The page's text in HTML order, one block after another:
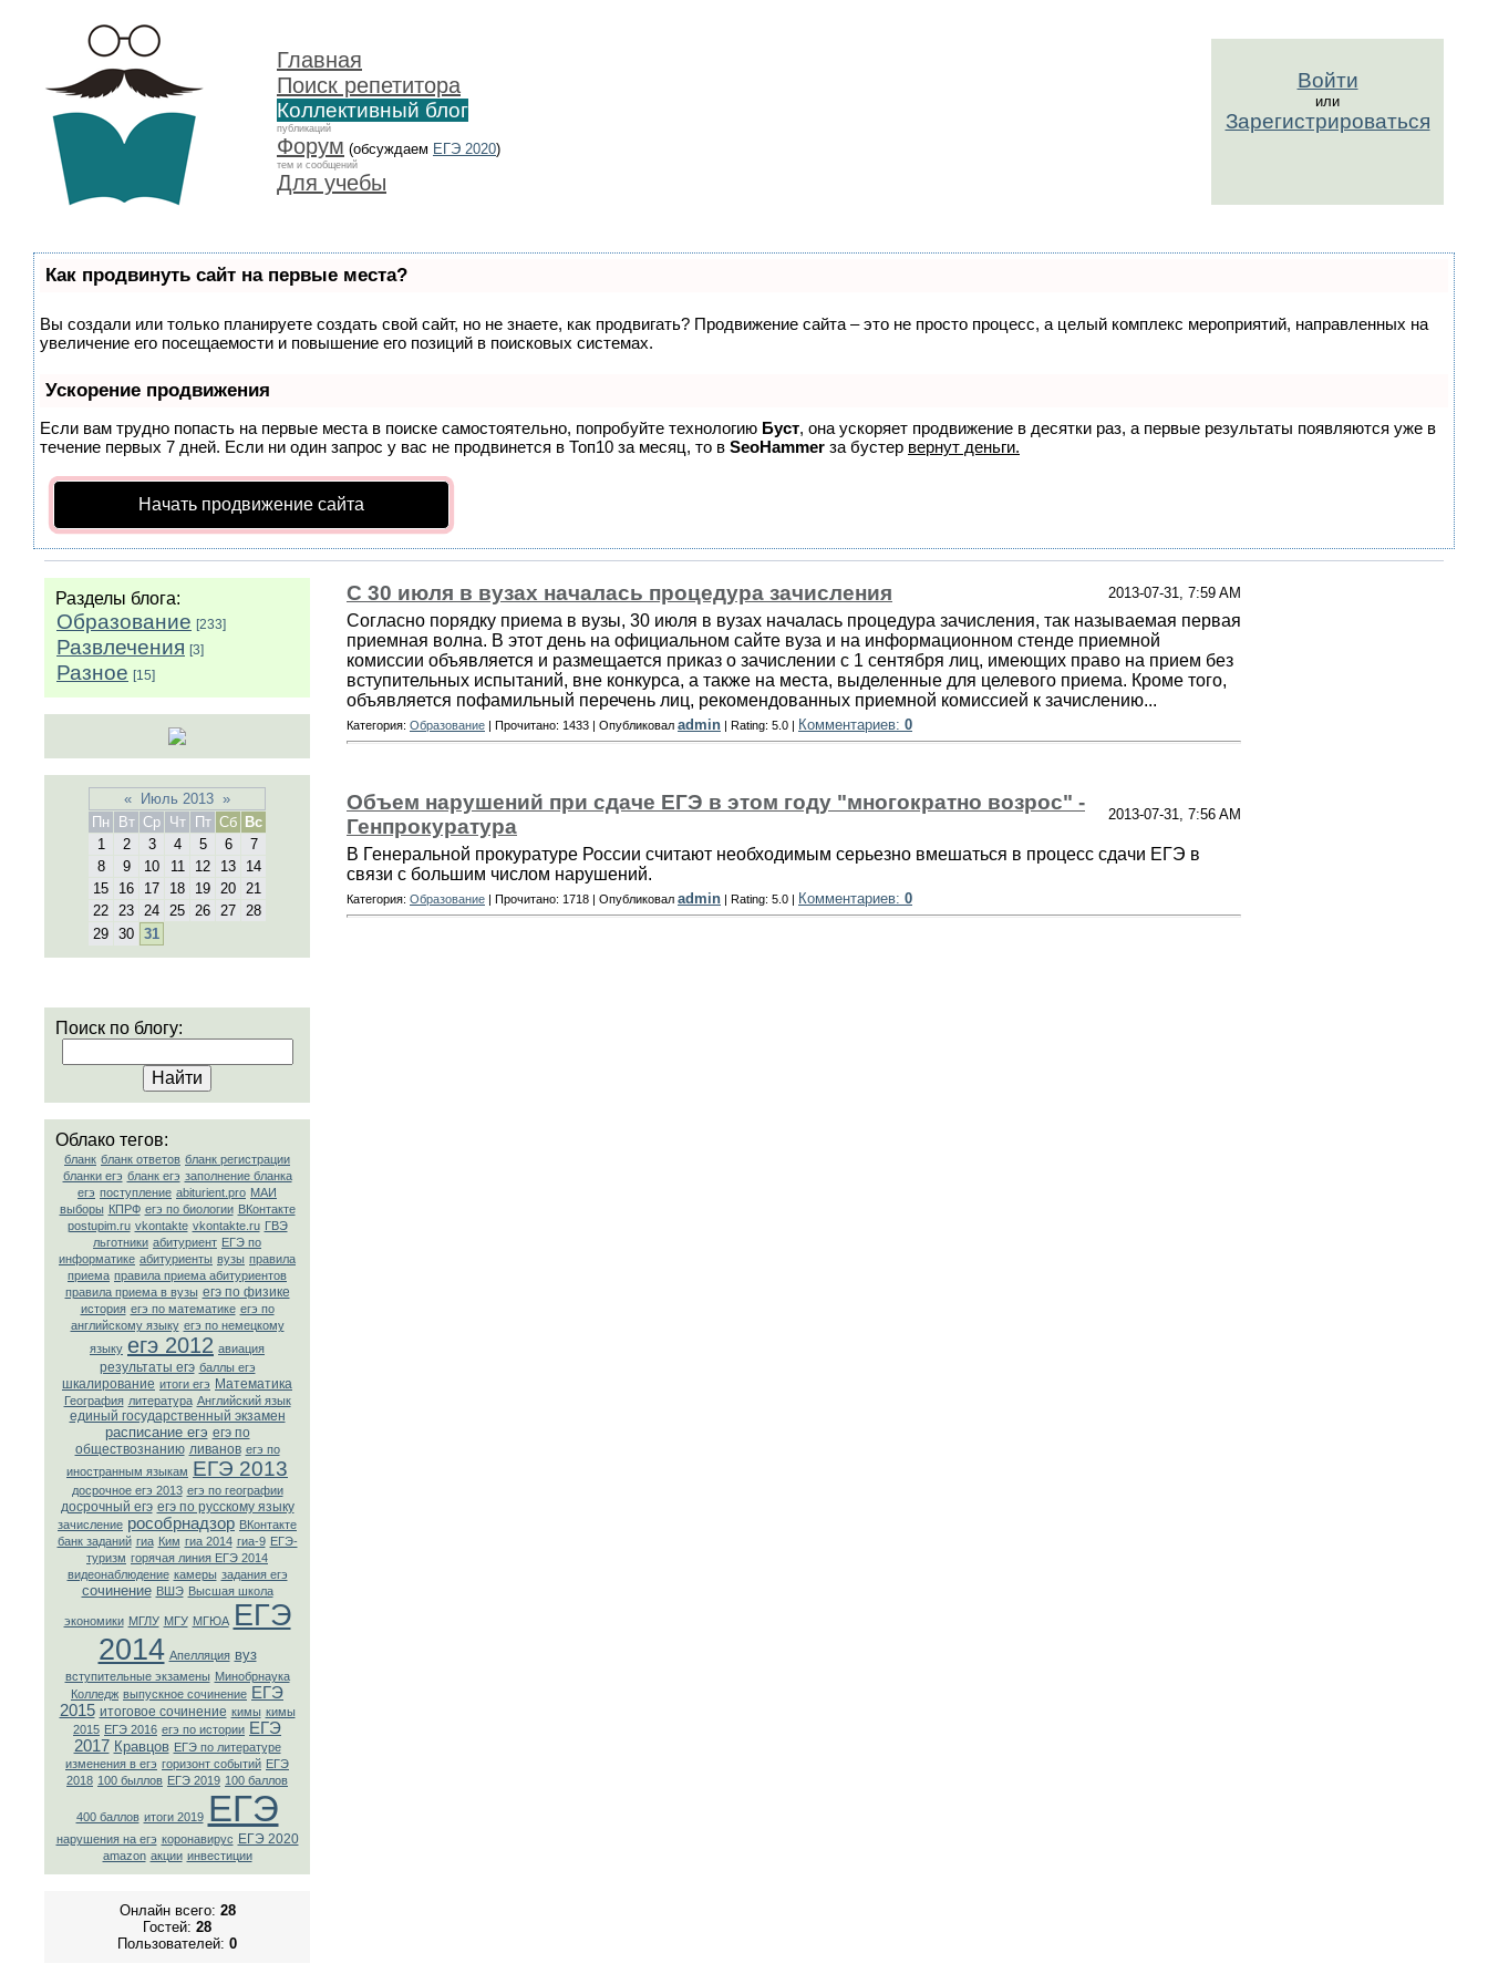
Главная
Поиск репетитора
Коллективный блог
публикаций
Форум (обсуждаем ЕГЭ 2020)
тем и сообщений
Для учебы
Войти
или
Зарегистрироваться
Как продвинуть сайт на первые места?
Вы создали или только планируете создать свой сайт, но не знаете, как продвигать? Продвижение сайта – это не просто процесс, а целый комплекс мероприятий, направленных на
увеличение его посещаемости и повышение его позиций в поисковых системах.
Ускорение продвижения
Если вам трудно попасть на первые места в поиске самостоятельно, попробуйте технологию Буст, она ускоряет продвижение в десятки раз, а первые результаты появляются уже в
течение первых 7 дней. Если ни один запрос у вас не продвинется в Топ10 за месяц, то в SeoHammer за бустер вернут деньги.
Начать продвижение сайта
Разделы блога:
Образование [233]
Развлечения [3]
Разное [15]
« Июль 2013 »
Пн
Вт Ср Чт Пт Сб Вс
1
2 3 4 5 6
7
8
9 10 11 12 13
14
15
16 17 18 19 20 21
22 23 24 25 26 27 28
29 30 31
Поиск по блогу:
Облако тегов:
бланк бланк ответов бланк регистрации
бланки егэ бланк егэ заполнение бланка
егэ поступление abiturient.pro МАИ
выборы КПРФ егэ по биологии ВКонтакте
postupim.ru vkontakte vkontakte.ru ГВЭ
льготники абитуриент ЕГЭ по
информатике абитуриенты вузы правила
приема правила приема абитуриентов
правила приема в вузы егэ по физике
история егэ по математике егэ по
английскому языку егэ по немецкому
языку егэ 2012 авиация
результаты егэ баллы егэ
шкалирование итоги егэ Математика
География литература Английский язык
единый государственный экзамен
расписание егэ егэ по
обществознанию ливанов егэ по
иностранным языкам ЕГЭ 2013
досрочное егэ 2013 егэ по географии
досрочный егэ егэ по русскому языку
зачисление рособрнадзор ВКонтaкте
банк заданий гиа Ким гиа 2014 гиа-9 ЕГЭ-
туризм горячая линия ЕГЭ 2014
видеонаблюдение камеры задания егэ
сочинение ВШЭ Высшая школа
экономики МГЛУ МГУ МГЮА ЕГЭ
2014 Апелляция вуз
вступительные экзамены Минобрнаука
Колледж выпускное сочинение ЕГЭ
2015 итоговое сочинение кимы кимы
2015 ЕГЭ 2016 егэ по истории ЕГЭ
2017 Кравцов ЕГЭ по литературе
изменения в егэ горизонт событий ЕГЭ
2018 100 быллов ЕГЭ 2019 100 баллов
400 баллов итоги 2019 ЕГЭ
нарушения на егэ коронавирус ЕГЭ 2020
amazon акции инвестиции
Онлайн всего: 28
Гостей: 28
Пользователей: 0
С 30 июля в вузах началась процедура зачисления 2013-07-31, 7:59 AM
Согласно порядку приема в вузы, 30 июля в вузах началась процедура зачисления, так называемая первая
приемная волна. В этот день на официальном сайте вуза и на информационном стенде приемной
комиссии объявляется и размещается приказ о зачислении с 1 сентября лиц, имеющих право на прием без
вступительных испытаний, вне конкурса, а также на места, выделенные для целевого приема. Кроме того,
объявляется пофамильный перечень лиц, рекомендованных приемной комиссией к зачислению...
Категория: Образование | Прочитано: 1433 | Опубликовал admin | Rating: 5.0 | Комментариев: 0
Объем нарушений при сдаче ЕГЭ в этом году "многократно возрос" -
Генпрокуратура
2013-07-31, 7:56 AM
В Генеральной прокуратуре России считают необходимым серьезно вмешаться в процесс сдачи ЕГЭ в
связи с большим числом нарушений.
Категория: Образование | Прочитано: 1718 | Опубликовал admin | Rating: 5.0 | Комментариев: 0